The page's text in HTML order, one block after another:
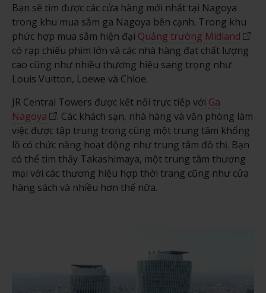
Bạn sẽ tìm được các cửa hàng mới nhất tại Nagoya
trong khu mua sắm ga Nagoya bên cạnh. Trong khu
phức hợp mua sắm hiện đại Quảng trường Midland
có rạp chiếu phim lớn và các nhà hàng đạt chất lượng
cao cũng như nhiều thương hiệu sang trọng như
Louis Vuitton, Loewe và Chloe.
JR Central Towers được kết nối trực tiếp với Ga
Nagoya
. Các khách sạn, nhà hàng và văn phòng làm
việc được tập trung trong cùng một trung tâm khổng
lồ có chức năng hoạt động như trung tâm đô thị. Bạn
có thể tìm thấy Takashimaya, một trung tâm thương
mại với các thương hiệu hợp thời trang cũng như cửa
hàng sách và nhiều hơn thế nữa.